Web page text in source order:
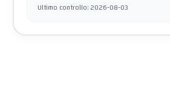
Ultimo controllo:2026-08-03